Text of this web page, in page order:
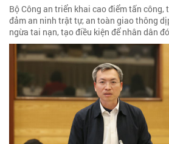
Bộ Công an triển khai cao điểm tấn công,
đảm an ninh trật tự, an toàn giao thông
ngừa tai nạn, tạo điều kiện để nhân dân